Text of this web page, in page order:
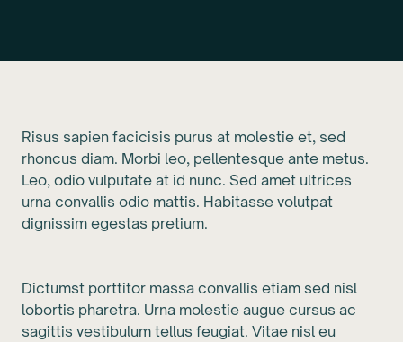
Risus sapien facicisis purus at molestie et, sed
rhoncus diam. Morbi leo, pellentesque ante metus.
Leo, odio vulputate at id nunc. Sed amet ultrices
urna convallis odio mattis. Habitasse volutpat
dignissim egestas pretium.
Dictumst porttitor massa convallis etiam sed nisl
lobortis pharetra. Urna molestie augue cursus ac
sagittis vestibulum tellus feugiat. Vitae nisl eu